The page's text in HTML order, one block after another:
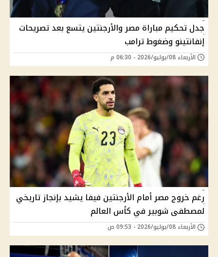
جدل تحكيم مباراة مصر والأرجنتين يتسع بعد تصريحات
إنفانتينو وضغوط ترامب
الأربعاء 08/يوليو/2026 - 06:30 م
رغم خروج مصر أمام الأرجنتين فيفا يشيد بإنجاز تاريخي
لمصطفى شوبير في كأس العالم
الأربعاء 08/يوليو/2026 - 09:53 ص